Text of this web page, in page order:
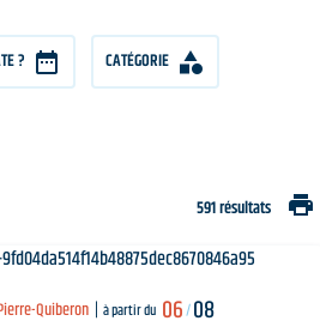
? CATÉGORIE
591 résultats print
Quiberon à partir du 06/08